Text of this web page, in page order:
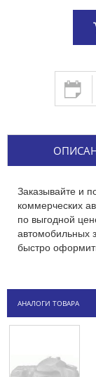
Заказывайте и
коммерческих
по выгодной
автомобильных
быстро
АНАЛОГИ ТОВАРА